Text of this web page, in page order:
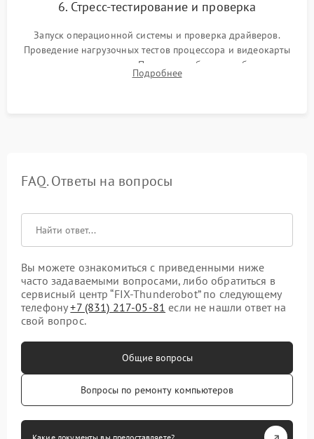
6. Стресс-тестирование и проверка
Запуск операционной системы и проверка драйверов.
Проведение нагрузочных тестов процессора и видеокарты
для контроля температур. Проверка работоспособности всех
USB-портов, аудиовыходов и сетевого подключения.
Подробнее
FAQ. Ответы на вопросы
Вы можете ознакомиться с приведенными ниже
часто задаваемыми вопросами, либо обратиться в
сервисный центр “FIX-Thunderobot” по следующему
телефону+7 (831) 217-05-81 если не нашли ответ на
свой вопрос.
Общие вопросы
Вопросы по ремонту компьютеров